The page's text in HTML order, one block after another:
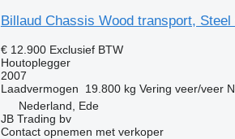
Billaud Chassis Wood transport,
€ 12.900 Exclusief BTW
Houtoplegger
2007
Laadvermogen
19.800 kg Vering veer/veer
Nederland, Ede
JB Trading bv
Contact opnemen met verkoper